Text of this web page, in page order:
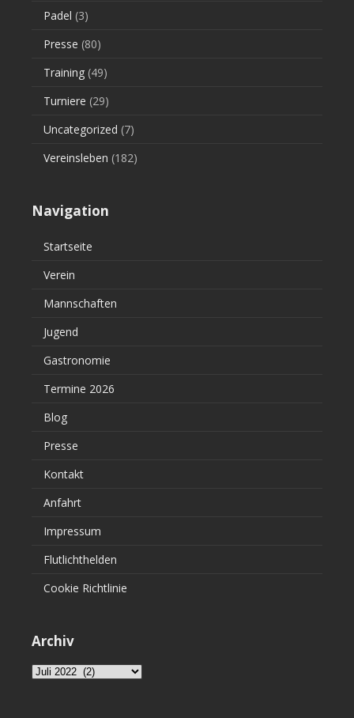
Padel (3)
Presse (80)
Training (49)
Turniere (29)
Uncategorized (7)
Vereinsleben (182)
Navigation
Startseite
Verein
Mannschaften
Jugend
Gastronomie
Termine 2026
Blog
Presse
Kontakt
Anfahrt
Impressum
Flutlichthelden
Cookie Richtlinie
Archiv
Archiv